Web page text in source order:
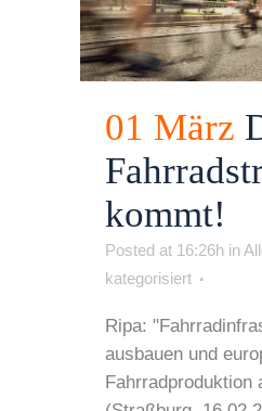
01 März
kommt!
Posted at 16:26h in
kategorisiert
Ripa:
ausbauen und
Fahrradproduktion